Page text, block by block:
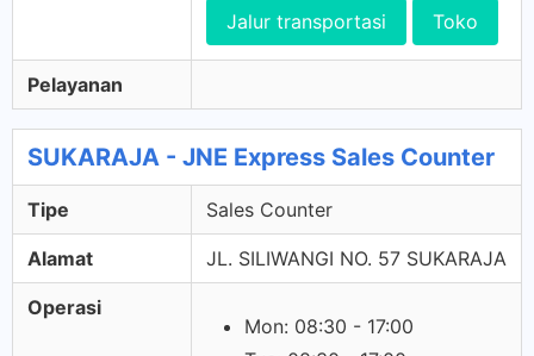
Jalur transportasi Toko
Pelayanan
SUKARAJA - JNE Express Sales Counter
Tipe Sales Counter
Alamat JL. SILIWANGI NO. 57 SUKARAJA
Operasi
Mon: 08:30 - 17:00